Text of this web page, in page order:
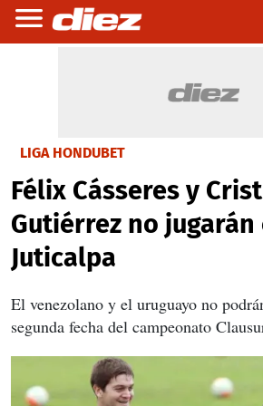
LIGA HONDUBET
Félix Cásseres y
Gutiérrez no
Juticalpa
El venezolano y el uruguayo no
segunda fecha del campeonato